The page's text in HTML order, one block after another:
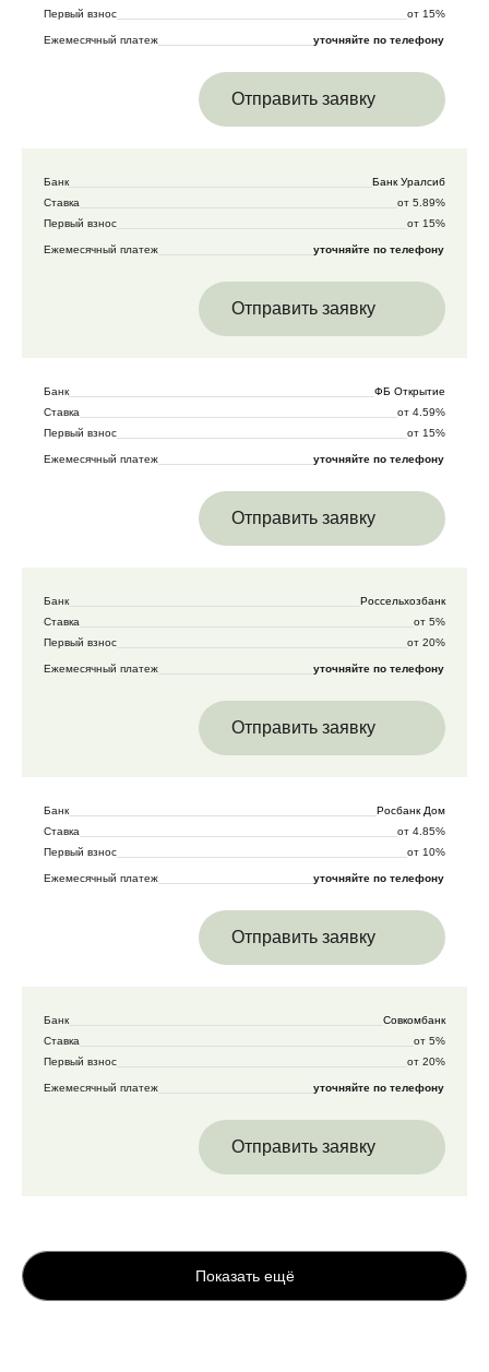
Первый взнос
от 15%
Ежемесячный платеж уточняйте по телефону
Отправить заявку
Банк
Банк Уралсиб
Ставка
от 5.89%
Первый взнос
от 15%
Ежемесячный платеж уточняйте по телефону
Отправить заявку
Банк
ФБ Открытие
Ставка
от 4.59%
Первый взнос
от 15%
Ежемесячный платеж уточняйте по телефону
Отправить заявку
Банк
Россельхозбанк
Ставка
от 5%
Первый взнос
от 20%
Ежемесячный платеж уточняйте по телефону
Отправить заявку
Банк
Росбанк Дом
Ставка
от 4.85%
Первый взнос
от 10%
Ежемесячный платеж уточняйте по телефону
Отправить заявку
Банк
Совкомбанк
Ставка
от 5%
Первый взнос
от 20%
Ежемесячный платеж уточняйте по телефону
Отправить заявку
Показать ещё